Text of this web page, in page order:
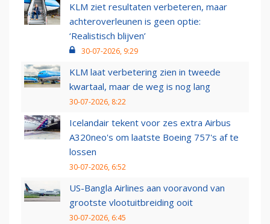
KLM ziet resultaten verbeteren, maar
achteroverleunen is geen optie:
‘Realistisch blijven’
30-07-2026, 9:29
KLM laat verbetering zien in tweede
kwartaal, maar de weg is nog lang
30-07-2026, 8:22
Icelandair tekent voor zes extra Airbus
A320neo's om laatste Boeing 757's af te
lossen
30-07-2026, 6:52
US-Bangla Airlines aan vooravond van
grootste vlootuitbreiding ooit
30-07-2026, 6:45